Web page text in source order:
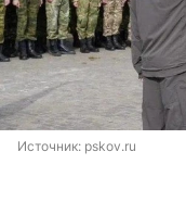
Источник: pskov.ru